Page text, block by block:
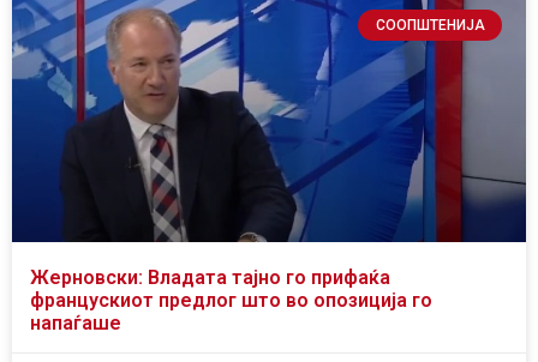
СООПШТЕНИЈА
Жерновски: Владата тајно го прифаќа
францускиот предлог што во опозиција го
напаѓаше